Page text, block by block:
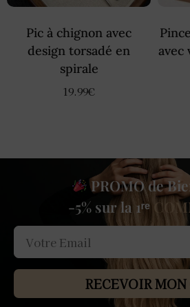
Pic à chignon avec
design torsadé en
spirale
19.99€
avec
PROMO de
-5% sur la 1ʳᵉ
RECEVOIR MON